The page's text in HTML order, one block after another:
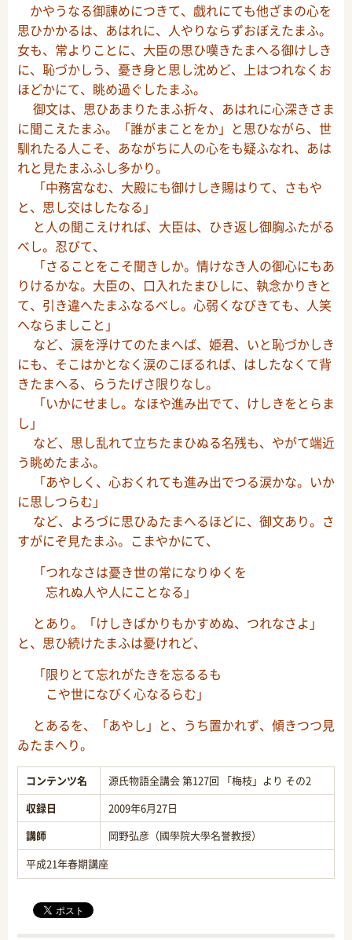
かやうなる御諌めにつきて、戯れにても他ざまの心を
思ひかかるは、あはれに、人やりならずおぼえたまふ。
女も、常よりことに、大臣の思ひ嘆きたまへる御けしき
に、恥づかしう、憂き身と思し沈めど、上はつれなくお
ほどかにて、眺め過ぐしたまふ。
御文は、思ひあまりたまふ折々、あはれに心深きさま
に聞こえたまふ。「誰がまことをか」と思ひながら、世
馴れたる人こそ、あながちに人の心をも疑ふなれ、あは
れと見たまふふし多かり。
「中務宮なむ、大殿にも御けしき賜はりて、さもや
と、思し交はしたなる」
と人の聞こえければ、大臣は、ひき返し御胸ふたがる
べし。忍びて、
「さることをこそ聞きしか。情けなき人の御心にもあ
りけるかな。大臣の、口入れたまひしに、執念かりきと
て、引き違へたまふなるべし。心弱くなびきても、人笑
へならましこと」
など、涙を浮けてのたまへば、姫君、いと恥づかしき
にも、そこはかとなく涙のこぼるれば、はしたなくて背
きたまへる、らうたげさ限りなし。
「いかにせまし。なほや進み出でて、けしきをとらま
し」
など、思し乱れて立ちたまひぬる名残も、やがて端近
う眺めたまふ。
「あやしく、心おくれても進み出でつる涙かな。いか
に思しつらむ」
など、よろづに思ひゐたまへるほどに、御文あり。さ
すがにぞ見たまふ。こまやかにて、
「つれなさは憂き世の常になりゆくを
忘れぬ人や人にことなる」
とあり。「けしきばかりもかすめぬ、つれなさよ」
と、思ひ続けたまふは憂けれど、
「限りとて忘れがたきを忘るるも
こや世になびく心なるらむ」
とあるを、「あやし」と、うち置かれず、傾きつつ見
ゐたまへり。
コンテンツ名
源氏物語全講会 第127回 「梅枝」より その2
収録日
2009年6月27日
講師
岡野弘彦（國學院大學名誉教授）
平成21年春期講座